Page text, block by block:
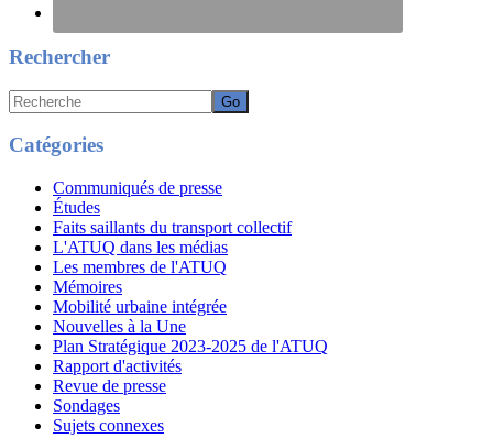
Rechercher
Recherche
Catégories
Communiqués de presse
Études
Faits saillants du transport collectif
L'ATUQ dans les médias
Les membres de l'ATUQ
Mémoires
Mobilité urbaine intégrée
Nouvelles à la Une
Plan Stratégique 2023-2025 de l'ATUQ
Rapport d'activités
Revue de presse
Sondages
Sujets connexes